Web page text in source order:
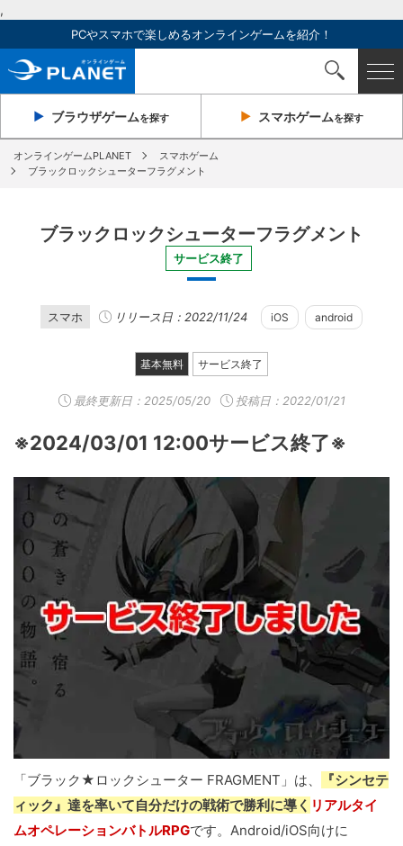
,
PCやスマホで楽しめるオンラインゲームを紹介！
ブラウザゲームを探す スマホゲームを探す
オンラインゲームPLANET
スマホゲーム
ブラックロックシューターフラグメント
ブラックロックシューターフラグメント
サービス終了
スマホ リリース日：2022/11/24 iOS android
基本無料 サービス終了
最終更新日： 2025/05/20 投稿日：2022/01/21
※2024/03/01 12:00サービス終了※
「ブラック★ロックシューター FRAGMENT」は、
『シンセテ
ィック』達を率いて自分だけの戦術で勝利に導く リアルタイ
ムオペレーションバトルRPGです。Android/iOS向けに